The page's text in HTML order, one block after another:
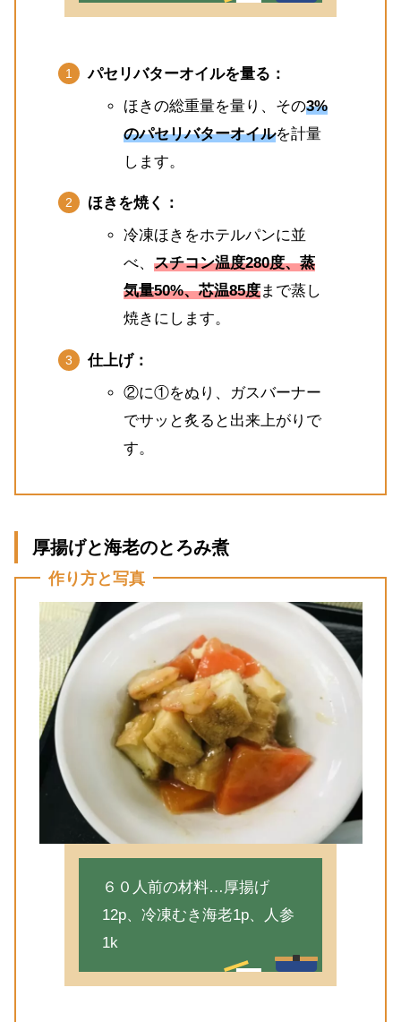
パセリバターオイルを量る：
ほきの総重量を量り、その3%
のパセリバターオイルを計量
します。
ほきを焼く：
冷凍ほきをホテルパンに並
べ、 スチコン温度280度、蒸
気量50%、芯温85度まで蒸し
焼きにします。
仕上げ：
②に①をぬり、ガスバーナー
でサッと炙ると出来上がりで
す。
厚揚げと海老のとろみ煮
作り方と写真
６０人前の材料…厚揚げ
12p、冷凍むき海老1p、人参
1k